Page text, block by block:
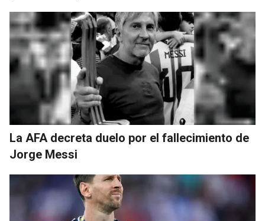
La AFA decreta duelo por el fallecimiento de
Jorge Messi